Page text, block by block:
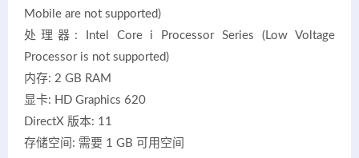
Mobile are not supported)
处理器: Intel Core i Processor Series (Low Voltage
Processor is not supported)
内存: 2 GB RAM
显卡: HD Graphics 620
DirectX 版本: 11
存储空间: 需要 1 GB 可用空间